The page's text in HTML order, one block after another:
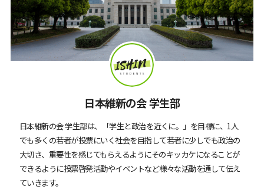
日本維新の会 学生部
日本維新の会 学生部は、「学生と政治を近くに。」を目標に、1人
でも多くの若者が投票にいく社会を目指して若者に少しでも政治の
大切さ、重要性を感じてもらえるようにそのキッカケになることが
できるように投票啓発活動やイベントなど様々な活動を通して伝え
ていきます。